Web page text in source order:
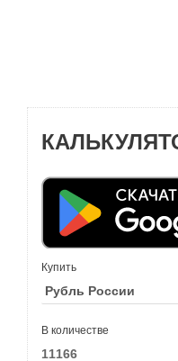
Купить
В количестве